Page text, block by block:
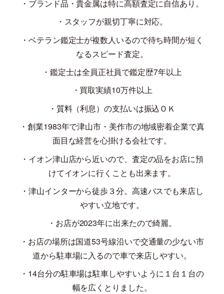
・ブランド品・貴金属は特に高額査定に自信あり。
・スタッフが親切丁寧に対応。
・ベテラン鑑定士が複数人いるので待ち時間が短く
なるスピード査定。
・鑑定士は全員正社員で鑑定歴7年以上
・買取実績10万件以上
・質料（利息）の支払いは振込ＯＫ
・創業1983年で津山市・美作市の地域密着企業で真
面目な経営を心掛ける会社です。
・イオン津山店から近いので、査定の品をお店に預
けてイオンに行くことも出来ます。
・津山インターから徒歩３分。高速バスでも来店し
やすい立地です。
・お店が2023年に出来たので綺麗。
・お店の場所は国道53号線沿いで交通量の少ない市
道から駐車場に入るので車で来店しやすい。
・ 14台分の駐車場は駐車しやすいように１台１台の
幅を広くとりました。